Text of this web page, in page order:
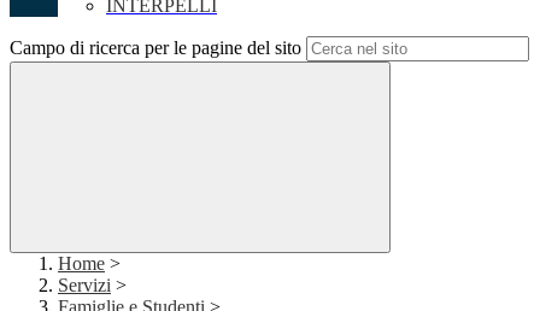
INTERPELLI
Campo di ricerca per le pagine del sito
Home >
Servizi >